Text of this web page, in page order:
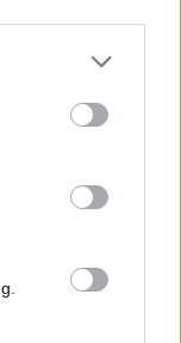
η
διαμάχη του
κακό!